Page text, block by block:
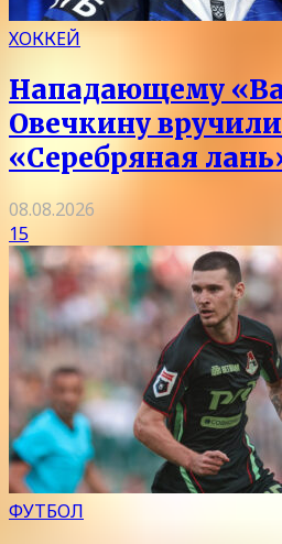
ХОККЕЙ
Нападающему
Овечкину
«Серебряная
08.08.2026
15
ФУТБОЛ